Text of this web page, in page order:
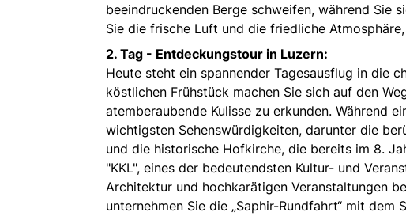
beeindruckenden Berge schweifen, während Sie
Sie die frische Luft und die friedliche
2. Tag - Entdeckungstour in Luzern:
Heute steht ein spannender Tagesausflug in die
köstlichen Frühstück machen Sie sich auf den
atemberaubende Kulisse zu erkunden. Während
wichtigsten Sehenswürdigkeiten, darunter die
und die historische Hofkirche, die bereits im 8.
"KKL", eines der bedeutendsten Kultur- und
Architektur und hochkarätigen Veranstaltungen
unternehmen Sie die „Saphir-Rundfahrt“ mit